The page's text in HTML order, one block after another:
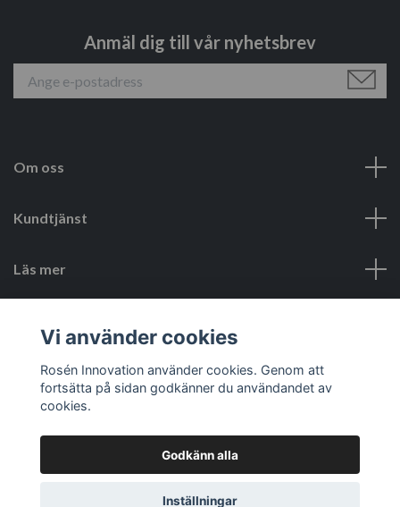
Anmäl dig till vår nyhetsbrev
Om oss
Kundtjänst
Läs mer
© 2026 Rosén Innovation SE
Vi använder cookies
Rosén Innovation använder cookies. Genom att
fortsätta på sidan godkänner du användandet av
cookies.
Godkänn alla
Inställningar